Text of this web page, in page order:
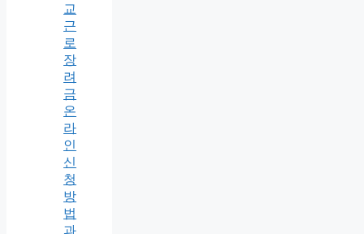
교
근
로
장
려
금
온
라
인
신
청
방
법
과